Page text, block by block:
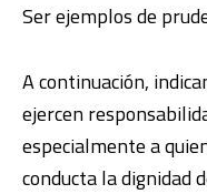
Ser ejemplos de
A continuación,
ejercen
especialmente a
conducta la dignidad